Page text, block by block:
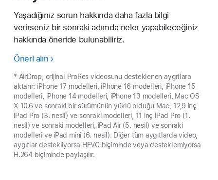
Yaşadığınız sorun hakkında daha fazla bilgi
verirseniz bir sonraki adımda neler yapabileceğiniz
hakkında öneride bulunabiliriz.
Öneri alın
* AirDrop, orijinal ProRes videosunu desteklenen aygıtlara
aktarır: iPhone 17 modelleri, iPhone 16 modelleri, iPhone 15
modelleri, iPhone 14 modelleri, iPhone 13 modelleri, Mac OS
X 10.6 ve sonraki bir sürümünün yüklü olduğu Mac, 12,9 inç
iPad Pro (3. nesil) ve sonraki modelleri, 11 inç iPad Pro (1.
nesil) ve sonraki modelleri, iPad Air (5. nesil) ve sonraki
modelleri ve iPad mini (6. nesil). Diğer tüm aygıtlarda video,
aygıtlar destekliyorsa HEVC biçiminde veya desteklemiyorsa
H.264 biçiminde paylaşılır.